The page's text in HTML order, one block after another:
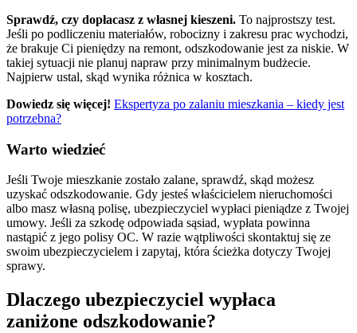
Sprawdź, czy dopłacasz z własnej kieszeni. To najprostszy test.
Jeśli po podliczeniu materiałów, robocizny i zakresu prac wychodzi,
że brakuje Ci pieniędzy na remont, odszkodowanie jest za niskie. W
takiej sytuacji nie planuj napraw przy minimalnym budżecie.
Najpierw ustal, skąd wynika różnica w kosztach.
Dowiedz się więcej! Ekspertyza po zalaniu mieszkania – kiedy jest
potrzebna?
Warto wiedzieć
Jeśli Twoje mieszkanie zostało zalane, sprawdź, skąd możesz
uzyskać odszkodowanie. Gdy jesteś właścicielem nieruchomości
albo masz własną polisę, ubezpieczyciel wypłaci pieniądze z Twojej
umowy. Jeśli za szkodę odpowiada sąsiad, wypłata powinna
nastąpić z jego polisy OC. W razie wątpliwości skontaktuj się ze
swoim ubezpieczycielem i zapytaj, która ścieżka dotyczy Twojej
sprawy.
Dlaczego ubezpieczyciel wypłaca
zaniżone odszkodowanie?